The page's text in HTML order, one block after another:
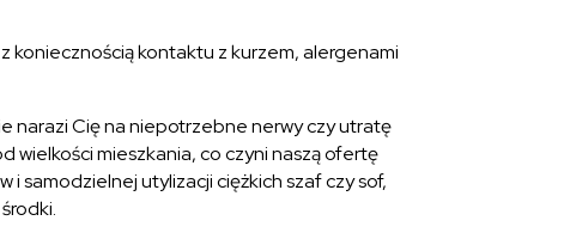
koniecznością kontaktu z kurzem, alergenami
narazi Cię na niepotrzebne nerwy czy utratę
wielkości mieszkania, co czyni naszą ofertę
samodzielnej utylizacji ciężkich szaf czy sof,